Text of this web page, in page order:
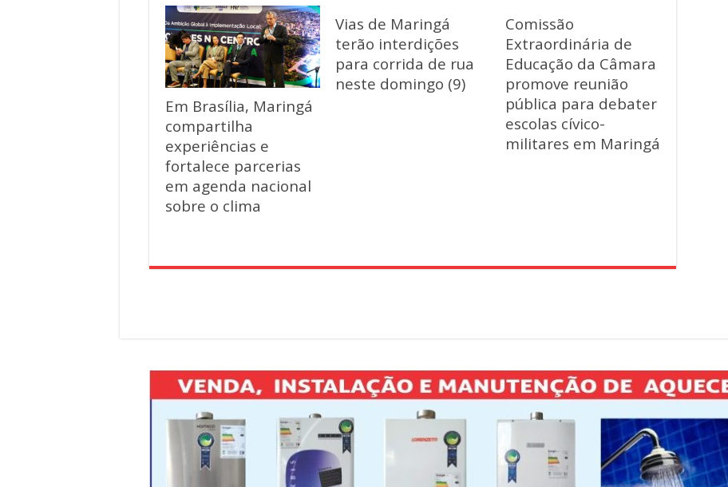
Em Brasília, Maringá
compartilha
experiências e
fortalece parcerias
em agenda nacional
sobre o clima
Vias de Maringá
terão interdições
para corrida de rua
neste domingo (9)
Comissão
Extraordinária de
Educação da Câmara
promove reunião
pública para debater
escolas cívico-
militares em Maringá